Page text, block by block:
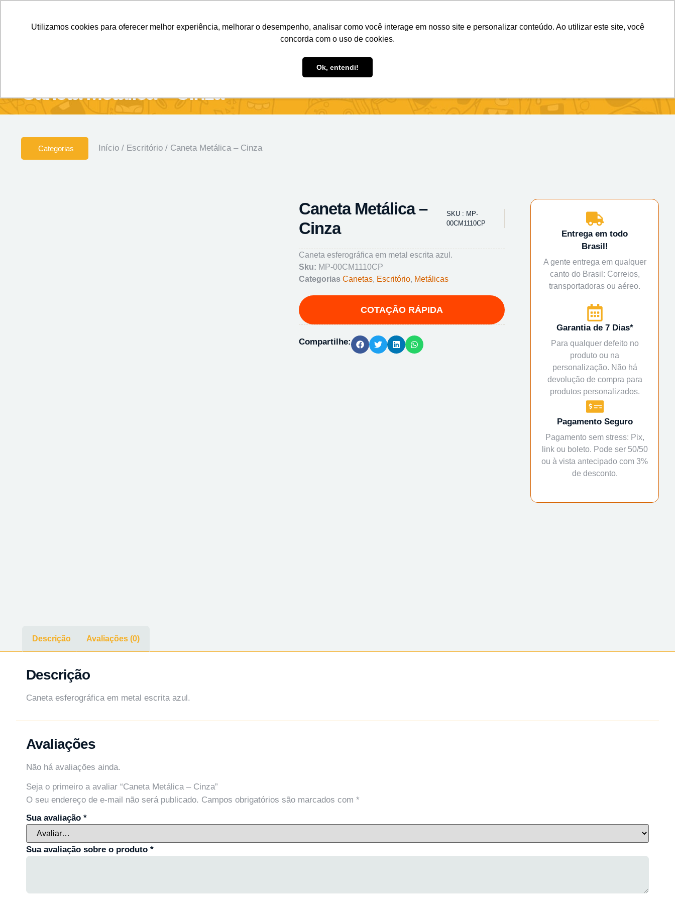
Utilizamos cookies para oferecer melhor experiência, melhorar o desempenho, analisar como você interage em nosso site e personalizar conteúdo. Ao utilizar este site, você
concorda com o uso de cookies.
Ok, entendi!
Brindes Personalizados Brindes Ecológicos
Caneta Metálica – Cinza
Categorias Início/ Escritório/ Caneta Metálica – Cinza
Caneta Metálica –
Cinza
SKU : MP-
00CM1110CP
Caneta esferográfica em metal escrita azul.
Sku: MP-00CM1110CP
Categorias Canetas, Escritório, Metálicas
Compartilhe:
Entrega em todo
Brasil!
A gente entrega em qualquer
canto do Brasil: Correios,
transportadoras ou aéreo.
Garantia de 7 Dias*
Para qualquer defeito no
produto ou na
personalização. Não há
devolução de compra para
produtos personalizados.
Pagamento Seguro
Pagamento sem stress: Pix,
link ou boleto. Pode ser 50/50
ou à vista antecipado com 3%
de desconto.
Descrição Avaliações (0)
Descrição
Caneta esferográfica em metal escrita azul.
Avaliações
Não há avaliações ainda.
Seja o primeiro a avaliar “Caneta Metálica – Cinza”
O seu endereço de e-mail não será publicado. Campos obrigatórios são marcados com *
Sua avaliação *
Sua avaliação sobre o produto *